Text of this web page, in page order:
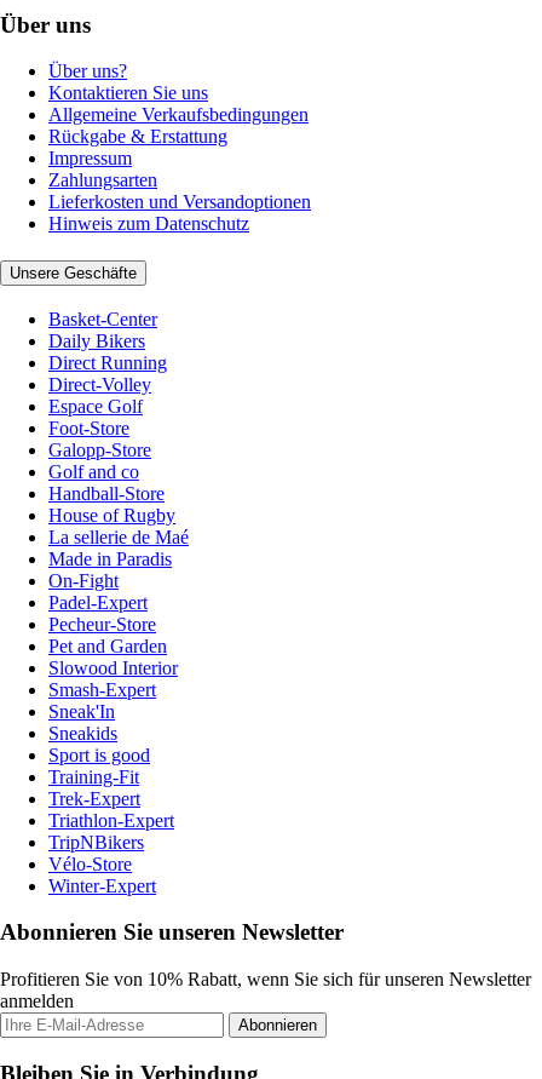
Über uns
Über uns?
Kontaktieren Sie uns
Allgemeine Verkaufsbedingungen
Rückgabe & Erstattung
Impressum
Zahlungsarten
Lieferkosten und Versandoptionen
Hinweis zum Datenschutz
Unsere Geschäfte
Basket-Center
Daily Bikers
Direct Running
Direct-Volley
Espace Golf
Foot-Store
Galopp-Store
Golf and co
Handball-Store
House of Rugby
La sellerie de Maé
Made in Paradis
On-Fight
Padel-Expert
Pecheur-Store
Pet and Garden
Slowood Interior
Smash-Expert
Sneak'In
Sneakids
Sport is good
Training-Fit
Trek-Expert
Triathlon-Expert
TripNBikers
Vélo-Store
Winter-Expert
Abonnieren Sie unseren Newsletter
Profitieren Sie von 10% Rabatt, wenn Sie sich für unseren Newsletter
anmelden
Abonnieren
Bleiben Sie in Verbindung